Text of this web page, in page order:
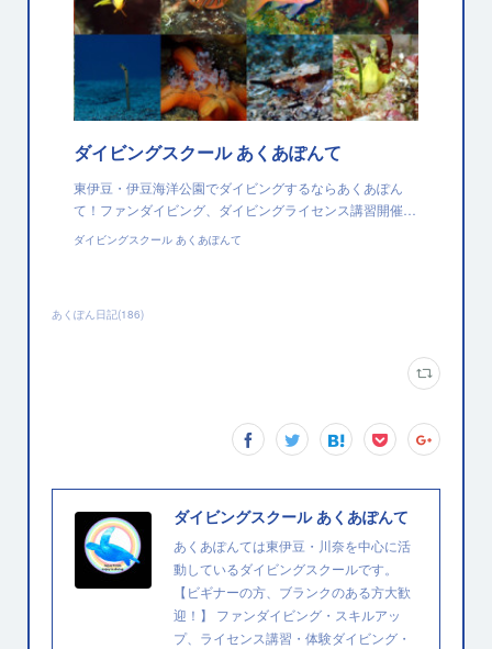
ダイビングスクール あくあぽんて
東伊豆・伊豆海洋公園でダイビングするならあくあぽん
て！ファンダイビング、ダイビングライセンス講習開催…
ダイビングスクール あくあぽんて
あくぽん日記(186)
ダイビングスクール あくあぽんて
あくあぽんては東伊豆・川奈を中心に活
動しているダイビングスクールです。
【ビギナーの方、ブランクのある方大歓
迎！】 ファンダイビング・スキルアッ
プ、ライセンス講習・体験ダイビング・